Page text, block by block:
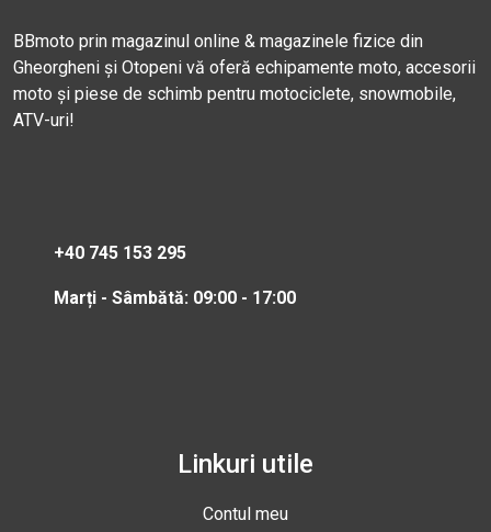
BBmoto prin magazinul online & magazinele fizice din
Gheorgheni și Otopeni vă oferă echipamente moto, accesorii
moto și piese de schimb pentru motociclete, snowmobile,
ATV-uri!
+40 745 153 295
Marți - Sâmbătă: 09:00 - 17:00
Linkuri utile
Contul meu